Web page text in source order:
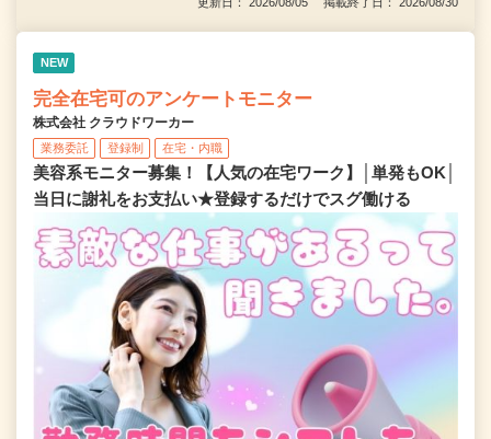
更新日： 2026/08/05 掲載終了日： 2026/08/30
NEW
完全在宅可のアンケートモニター
株式会社 クラウドワーカー
業務委託 登録制 在宅・内職
美容系モニター募集！【人気の在宅ワーク】│単発もOK│
当日に謝礼をお支払い★登録するだけでスグ働ける